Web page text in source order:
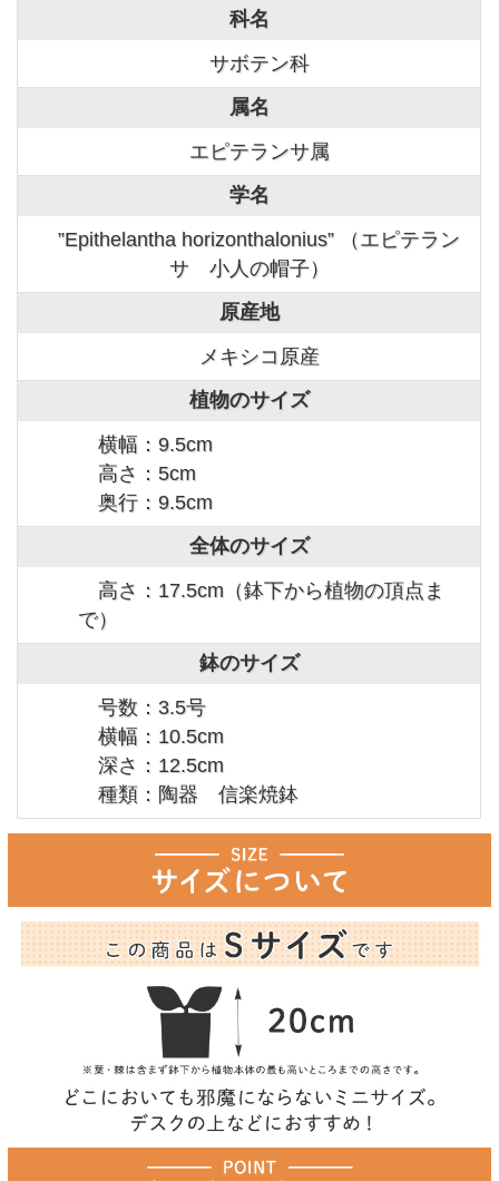
科名
サボテン科
属名
エピテランサ属
学名
”Epithelantha horizonthalonius” （エピテラン
サ 小人の帽子）
原産地
メキシコ原産
植物のサイズ
横幅：9.5cm
高さ：5cm
奥行：9.5cm
全体のサイズ
高さ：17.5cm（鉢下から植物の頂点ま
で）
鉢のサイズ
号数：3.5号
横幅：10.5cm
深さ：12.5cm
種類：陶器 信楽焼鉢